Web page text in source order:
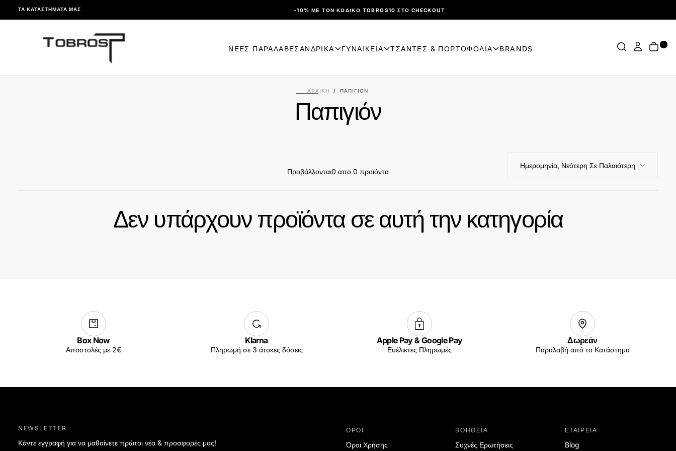
ΠΑΡΆΛΕΙΨΗ
ΤΑ ΚΑΤΑΣΤΉΜΑΤΆ ΜΑΣ -10% ΜΕ ΤΟΝ ΚΩΔΙΚΌ TOBROS10 ΣΤΟ CHECKOUT
ΝΕΕΣ ΠΑΡΑΛΑΒΕΣΑΝΔΡΙΚΑ ΓΥΝΑΙΚΕΙΑ ΤΣΑΝΤΕΣ & ΠΟΡΤΟΦΟΛΙΑ BRANDS
ΑΡΧΙΚΉ / ΠΑΠΙΓΙΌΝ
Παπιγιόν
Ημερομηνία, Νεότερη Σε Παλαιότερη
Προβάλλονται0 απο 0 προϊόντα
Δεν υπάρχουν προϊόντα σε αυτή την κατηγορία
Box Now
Αποστολές με 2€
Klarna
Πληρωμή σε 3 άτοκες δόσεις
Apple Pay & Google Pay
Ευέλικτες Πληρωμές
Δωρεάν
Παραλαβή από το Κατάστημα
NEWSLETTER
Κάντε εγγραφή για να μαθαίνετε πρώτοι νέα & προσφορές μας!
ΟΡΟΙ
Όροι Χρήσης
ΒΟΗΘΕΙΑ
Συχνές Ερωτήσεις
ΕΤΑΙΡΕΙΑ
Blog
άδειο